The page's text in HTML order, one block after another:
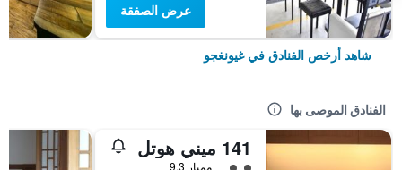
عرض الصفقة
شاهد أرخص الفنادق في غيونغجو
الفنادق الموصى بها
141 ميني هوتل
تقييم فئة 2
ممتاز 9.3